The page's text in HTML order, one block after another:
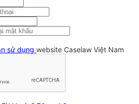
sử dụng website Caselaw Việt Nam